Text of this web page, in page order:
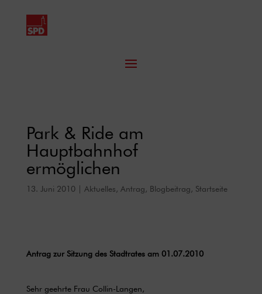
Park & Ride am
Hauptbahnhof
ermöglichen
13. Juni 2010| Aktuelles, Antrag, Blogbeitrag, Startseite
Antrag zur Sitzung des Stadtrates am 01.07.2010
Sehr geehrte Frau Collin-Langen,